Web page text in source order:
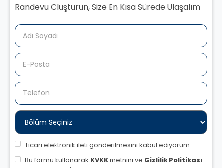
Randevu Oluşturun, Size En Kısa Sürede Ulaşalım
Ticari elektronik ileti gönderilmesini kabul ediyorum
Bu formu kullanarak KVKKmetnini ve Gizlilik Politikası